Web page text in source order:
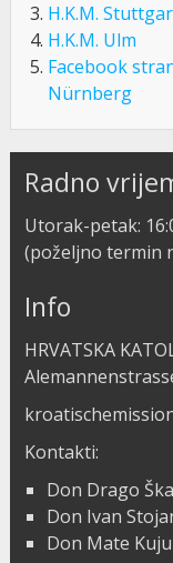
H.K.M.
H.K.M. Ulm
Facebook
Nürnberg
Radno
Utorak-petak:
(poželjno termin
Info
HRVATSKA
Kontakti:
Don Drago
Don Ivan
Don Mate